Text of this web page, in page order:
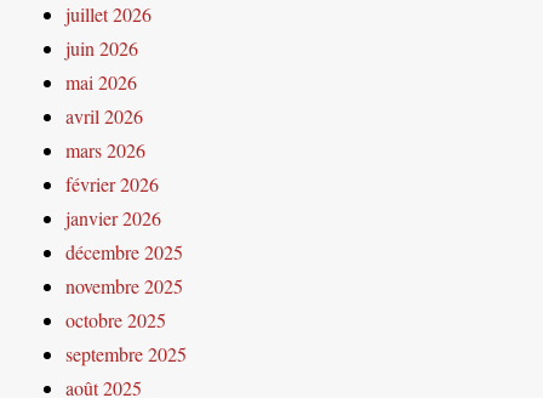
juillet 2026
juin 2026
mai 2026
avril 2026
mars 2026
février 2026
janvier 2026
décembre 2025
novembre 2025
octobre 2025
septembre 2025
août 2025